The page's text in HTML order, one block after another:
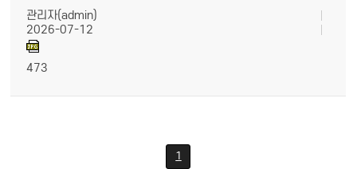
관리자(admin)
2026-07-12
473
1